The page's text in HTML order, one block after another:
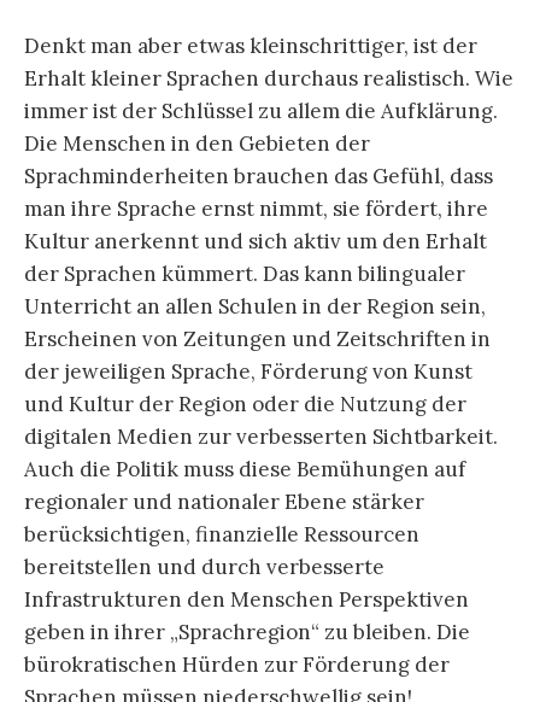
Denkt man aber etwas kleinschrittiger, ist der
Erhalt kleiner Sprachen durchaus realistisch. Wie
immer ist der Schlüssel zu allem die Aufklärung.
Die Menschen in den Gebieten der
Sprachminderheiten brauchen das Gefühl, dass
man ihre Sprache ernst nimmt, sie fördert, ihre
Kultur anerkennt und sich aktiv um den Erhalt
der Sprachen kümmert. Das kann bilingualer
Unterricht an allen Schulen in der Region sein,
Erscheinen von Zeitungen und Zeitschriften in
der jeweiligen Sprache, Förderung von Kunst
und Kultur der Region oder die Nutzung der
digitalen Medien zur verbesserten Sichtbarkeit.
Auch die Politik muss diese Bemühungen auf
regionaler und nationaler Ebene stärker
berücksichtigen, finanzielle Ressourcen
bereitstellen und durch verbesserte
Infrastrukturen den Menschen Perspektiven
geben in ihrer „Sprachregion“ zu bleiben. Die
bürokratischen Hürden zur Förderung der